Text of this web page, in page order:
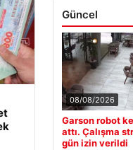
Güncel
08/08/2026
Garson robot
attı. Çalışma
gün izin verildi